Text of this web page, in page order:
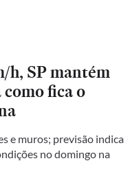
h, SP mantém
fica o
e muros; previsão indica
no domingo na